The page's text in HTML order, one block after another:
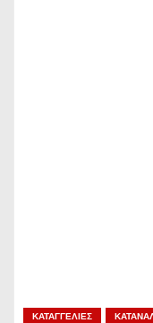
ΚΑΤΑΓΓΕΛΊΕΣ